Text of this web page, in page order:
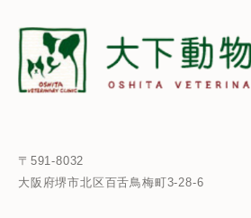
〒591-8032
大阪府堺市北区百舌鳥梅町3-28-6